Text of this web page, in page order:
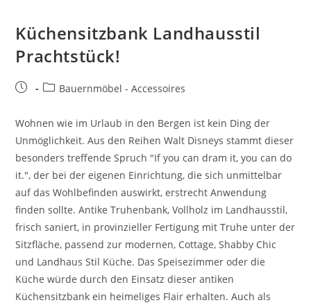
Küchensitzbank Landhausstil
Prachtstück!
Bauernmöbel - Accessoires
Wohnen wie im Urlaub in den Bergen ist kein Ding der
Unmöglichkeit. Aus den Reihen Walt Disneys stammt dieser
besonders treffende Spruch "If you can dram it, you can do
it.", der bei der eigenen Einrichtung, die sich unmittelbar
auf das Wohlbefinden auswirkt, erstrecht Anwendung
finden sollte. Antike Truhenbank, Vollholz im Landhausstil,
frisch saniert, in provinzieller Fertigung mit Truhe unter der
Sitzfläche, passend zur modernen, Cottage, Shabby Chic
und Landhaus Stil Küche. Das Speisezimmer oder die
Küche würde durch den Einsatz dieser antiken
Küchensitzbank ein heimeliges Flair erhalten. Auch als